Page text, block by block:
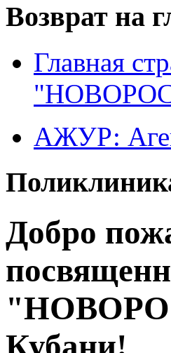
Возврат на
Главная
АЖУР:
Добро